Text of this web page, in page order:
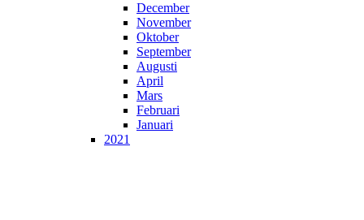
December
November
Oktober
September
Augusti
April
Mars
Februari
Januari
2021